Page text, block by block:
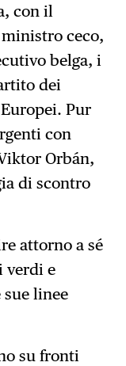
con il
ceco,
belga, i
dei
Pur
con
Orbán,
di scontro
attorno a sé
verdi e
sue linee
su fronti